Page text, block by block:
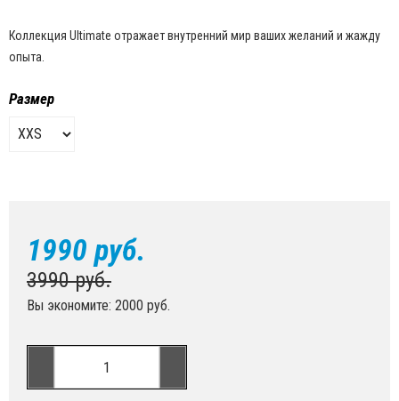
Коллекция Ultimate отражает внутренний мир ваших желаний и жажду
опыта.
Размер
1990 руб.
3990 руб.
Вы экономите: 2000 руб.